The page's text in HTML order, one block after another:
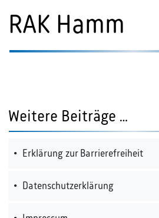
RAK Hamm
Weitere Beiträge …
Erklärung zur Barrierefreiheit
Datenschutzerklärung